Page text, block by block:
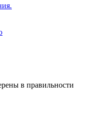
в правильности